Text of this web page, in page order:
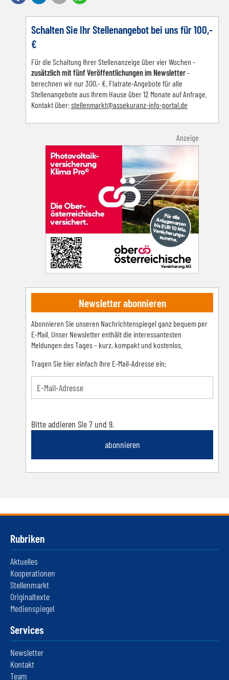
Schalten Sie Ihr Stellenangebot bei uns für 100,-
€
Für die Schaltung Ihrer Stellenanzeige über vier Wochen -
zusätzlich mit fünf Veröffentlichungen im Newsletter-
berechnen wir nur 300,- €. Flatrate-Angebote für alle
Stellenangebote aus Ihrem Hause über 12 Monate auf Anfrage.
Kontakt über:stellenmarkt@assekuranz-info-portal.de
Anzeige
Newsletter abonnieren
Abonnieren Sie unseren Nachrichtenspiegel ganz bequem per
E-Mail. Unser Newsletter enthält die interessantesten
Meldungen des Tages – kurz, kompakt und kostenlos.
Tragen Sie hier einfach Ihre E-Mail-Adresse ein:
Bitte addieren Sie 7 und 9.
abonnieren
Rubriken
Aktuelles
Kooperationen
Stellenmarkt
Originaltexte
Medienspiegel
Services
Newsletter
Kontakt
Team